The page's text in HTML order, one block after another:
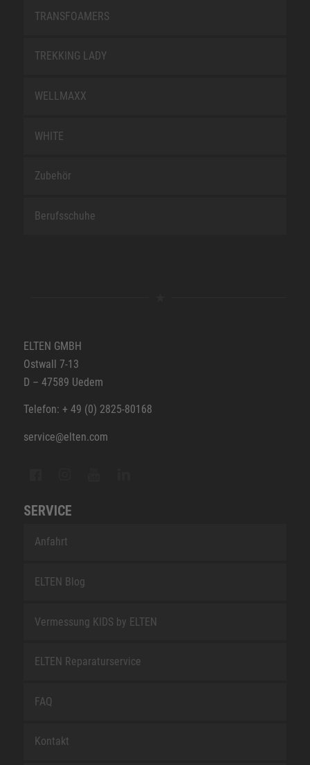
TRANSFOAMERS
TREKKING LADY
WELLMAXX
WHITE
Zubehör
Berufsschuhe
ELTEN GMBH
Ostwall 7-13
D – 47589 Uedem
Telefon: + 49 (0) 2825-80168
service@elten.com
SERVICE
Anfahrt
ELTEN Blog
Vermessung KIDS by ELTEN
ELTEN Reparaturservice
FAQ
Kontakt